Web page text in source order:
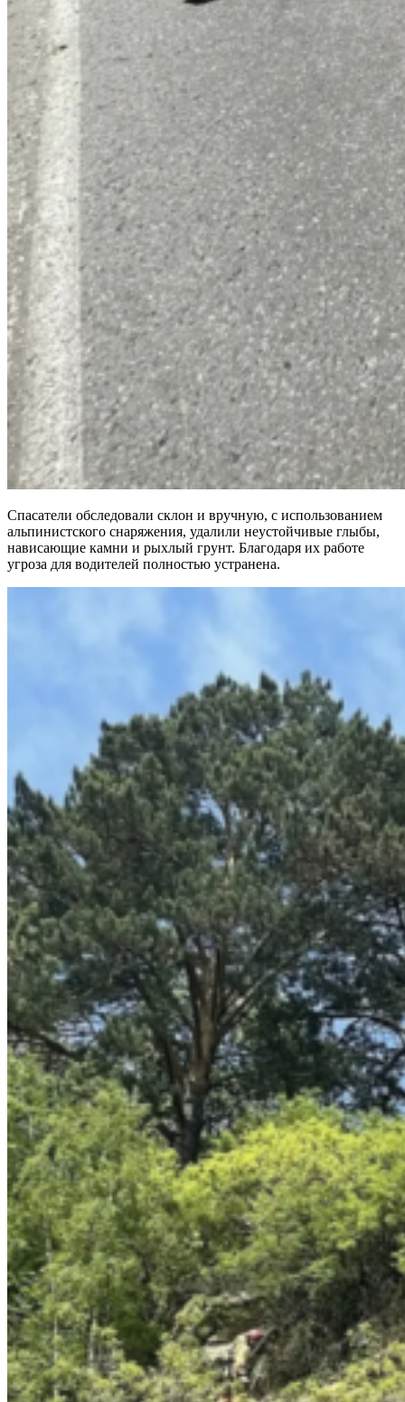
Спасатели обследовали склон и вручную, с использованием
альпинистского снаряжения, удалили неустойчивые глыбы,
нависающие камни и рыхлый грунт. Благодаря их работе
угроза для водителей полностью устранена.